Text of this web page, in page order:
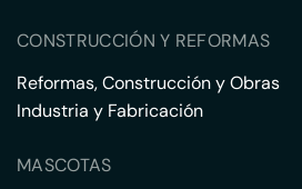
CONSTRUCCIÓN Y REFORMAS
Reformas, Construcción y Obras
Industria y Fabricación
MASCOTAS